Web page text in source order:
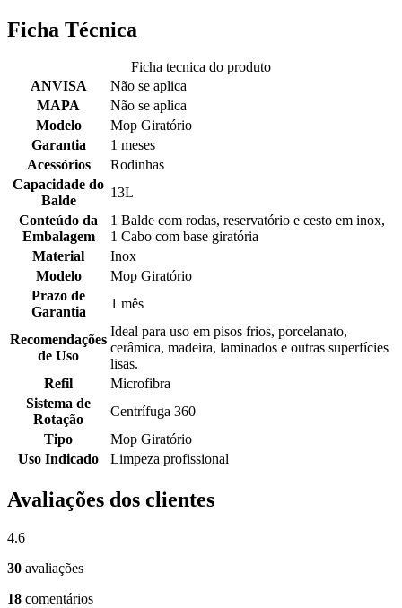
Ficha Técnica
Ficha tecnica do produto
ANVISA
Não se aplica
MAPA
Não se aplica
Modelo
Mop Giratório
Garantia
1 meses
Acessórios
Rodinhas
Capacidade do
Balde
13L
Conteúdo da
Embalagem
1 Balde com rodas, reservatório e cesto em inox,
1 Cabo com base giratória
Material
Inox
Modelo
Mop Giratório
Prazo de
Garantia
1 mês
Recomendações
de Uso
Ideal para uso em pisos frios, porcelanato,
cerâmica, madeira, laminados e outras superfícies
lisas.
Refil
Microfibra
Sistema de
Rotação
Centrífuga 360
Tipo
Mop Giratório
Uso Indicado
Limpeza profissional
Avaliações dos clientes
4.6
30 avaliações
18 comentários